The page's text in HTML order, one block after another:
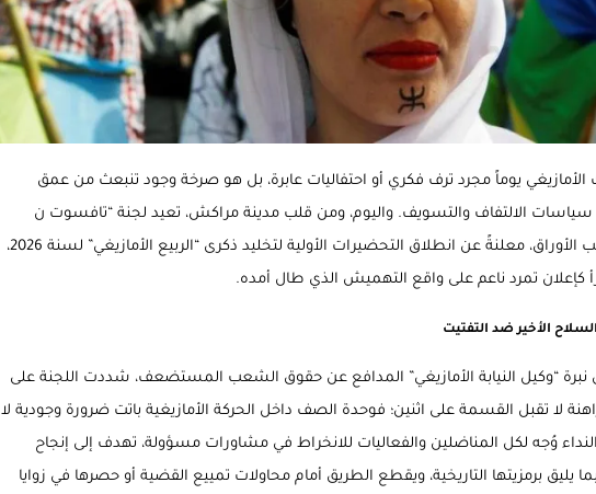
الأمازيغي يوماً مجرد ترف فكري أو احتفاليات عابرة، بل هو صرخة وجود تنبعث من عمق
سياسات الالتفاف والتسويف. واليوم، ومن قلب مدينة مراكش، تعيد لجنة “تافسوت ن
إيمازيغن” ترتيب الأوراق، معلنةً عن انطلاق التحضيرات الأولية لتخليد ذكرى “الربيع الأمازيغي” لسنة 2026،
كإعلان تمرد ناعم على واقع التهميش الذي طال أمده.
الأخير ضد التفتيت
نبرة “وكيل النيابة الأمازيغي” المدافع عن حقوق الشعب المستضعف، شددت اللجنة على
لا تقبل القسمة على اثنين؛ فوحدة الصف داخل الحركة الأمازيغية باتت ضرورة وجودية لا
النداء وُجه لكل المناضلين والفعاليات للانخراط في مشاورات مسؤولة، تهدف إلى إنجاح
محطة 2026 بما يليق برمزيتها التاريخية، ويقطع الطريق أمام محاولات تمييع القضية أو حصرها في زوايا